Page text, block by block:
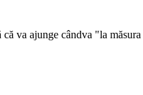
va ajunge cândva "la